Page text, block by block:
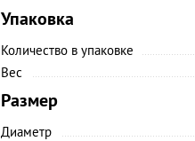
Упаковка
Количество в упаковке
Вес
Размер
Диаметр